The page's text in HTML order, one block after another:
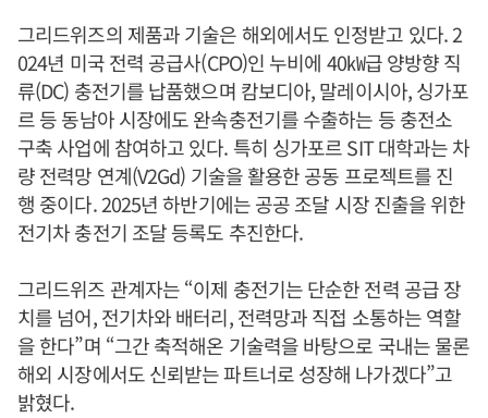
그리드위즈의 제품과 기술은 해외에서도 인정받고 있다. 2
024년 미국 전력 공급사(CPO)인 누비에 40㎾급 양방향 직
류(DC) 충전기를 납품했으며 캄보디아, 말레이시아, 싱가포
르 등 동남아 시장에도 완속충전기를 수출하는 등 충전소
구축 사업에 참여하고 있다. 특히 싱가포르 SIT 대학과는 차
량 전력망 연계(V2Gd) 기술을 활용한 공동 프로젝트를 진
행 중이다. 2025년 하반기에는 공공 조달 시장 진출을 위한
전기차 충전기 조달 등록도 추진한다.
그리드위즈 관계자는 “이제 충전기는 단순한 전력 공급 장
치를 넘어, 전기차와 배터리, 전력망과 직접 소통하는 역할
을 한다”며 “그간 축적해온 기술력을 바탕으로 국내는 물론
해외 시장에서도 신뢰받는 파트너로 성장해 나가겠다”고
밝혔다.